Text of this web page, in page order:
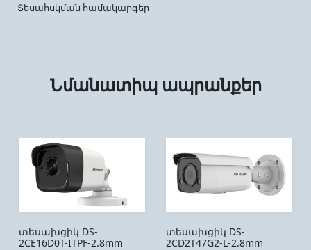
Տեսահսկման համակարգեր
Նմանատիպ ապրանքեր
տեսախցիկ DS-
2CE16D0T-ITPF-2.8mm
տեսախցիկ DS-
2CD2T47G2-L-2.8mm